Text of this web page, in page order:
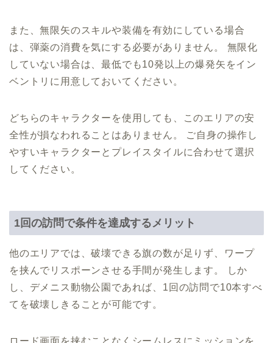
また、無限矢のスキルや装備を有効にしている場合
は、弾薬の消費を気にする必要がありません。 無限化
していない場合は、最低でも10発以上の爆発矢をイン
ベントリに用意しておいてください。
どちらのキャラクターを使用しても、このエリアの安
全性が損なわれることはありません。 ご自身の操作し
やすいキャラクターとプレイスタイルに合わせて選択
してください。
1回の訪問で条件を達成するメリット
他のエリアでは、破壊できる旗の数が足りず、ワープ
を挟んでリスポーンさせる手間が発生します。 しか
し、デメニス動物公園であれば、1回の訪問で10本すべ
てを破壊しきることが可能です。